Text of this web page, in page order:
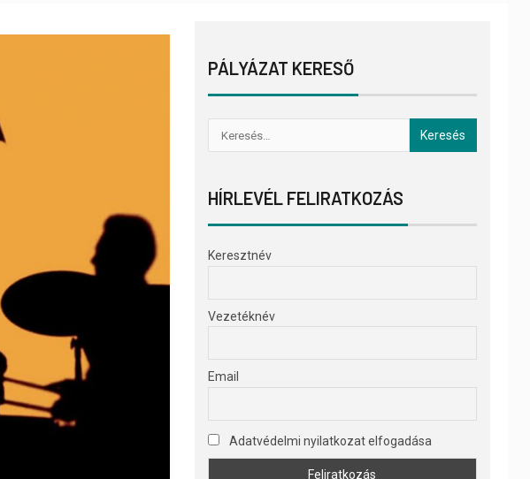
PÁLYÁZAT KERESŐ
HÍRLEVÉL FELIRATKOZÁS
Keresztnév
Vezetéknév
Email
Adatvédelmi nyilatkozat elfogadása